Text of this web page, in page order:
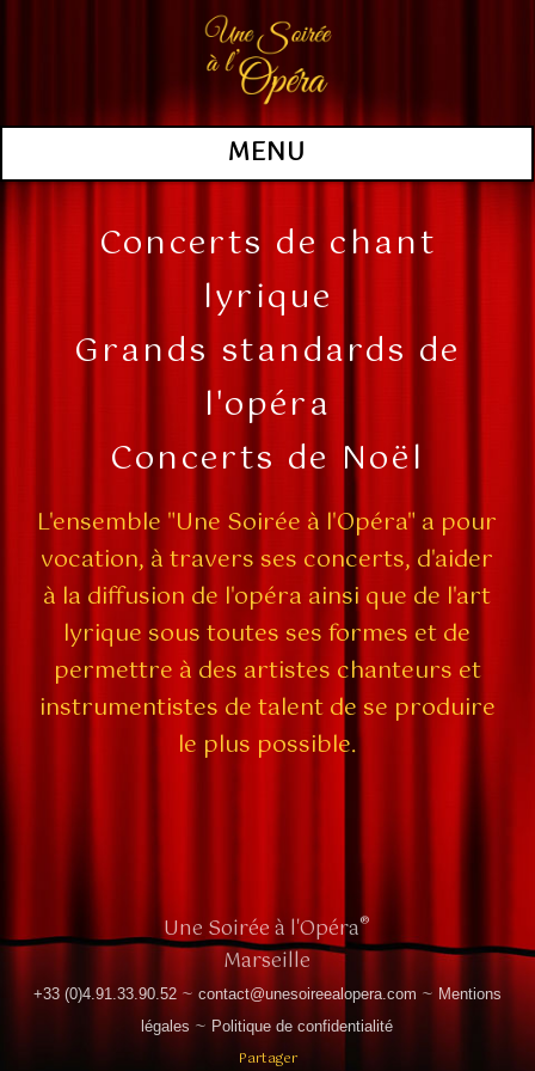
MENU
Concerts de chant
lyrique
Grands standards de
l'opéra
Concerts de Noël
L'ensemble "Une Soirée à l'Opéra" a pour
vocation, à travers ses concerts, d'aider
à la diffusion de l'opéra ainsi que de l'art
lyrique sous toutes ses formes et de
permettre à des artistes chanteurs et
instrumentistes de talent de se produire
le plus possible.
Une Soirée à l'Opéra®
Marseille
+33 (0)4.91.33.90.52 ~ contact@unesoireealopera.com ~ Mentions
légales ~ Politique de confidentialité
Partager